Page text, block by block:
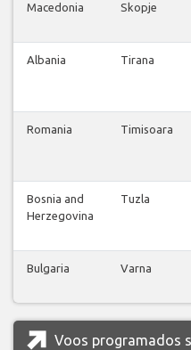
Macedonia Skopje
Albania Tirana
Romania Timisoara
Bosnia and
Herzegovina
Tuzla
Bulgaria Varna
Voos programados